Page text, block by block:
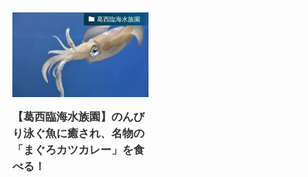
葛西臨海水族園
【葛西臨海水族園】のんび
り泳ぐ魚に癒され、名物の
「まぐろカツカレー」を食
べる！